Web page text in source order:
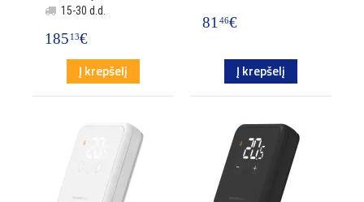
15-30 d.d.
185 13€
Į krepšelį
8146€
Į krepšelį